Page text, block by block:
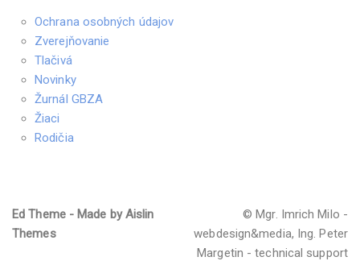
Ochrana osobných údajov
Zverejňovanie
Tlačivá
Novinky
Žurnál GBZA
Žiaci
Rodičia
Ed Theme - Made by Aislin
Themes
© Mgr. Imrich Milo -
webdesign&media, Ing. Peter
Margetin - technical support